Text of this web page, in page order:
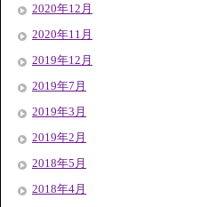
2020年12月
2020年11月
2019年12月
2019年7月
2019年3月
2019年2月
2018年5月
2018年4月